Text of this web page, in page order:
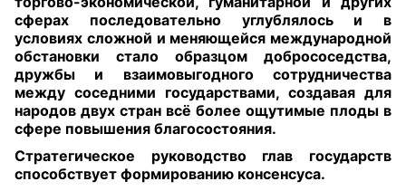
сферах последовательно углублялось и в
условиях сложной и меняющейся международной
обстановки стало образцом добрососедства,
дружбы и взаимовыгодного сотрудничества
между соседними государствами, создавая для
народов двух стран всё более ощутимые плоды в
сфере повышения благосостояния.
Стратегическое руководство глав государств
способствует формированию консенсуса.